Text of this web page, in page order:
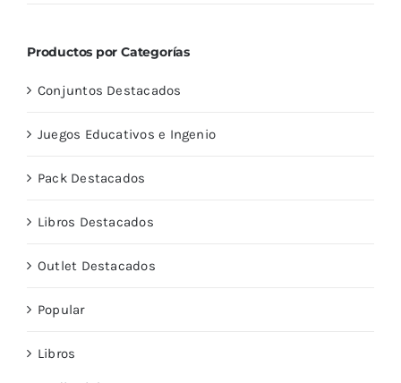
Productos por Categorías
Conjuntos Destacados
Juegos Educativos e Ingenio
Pack Destacados
Libros Destacados
Outlet Destacados
Popular
Libros